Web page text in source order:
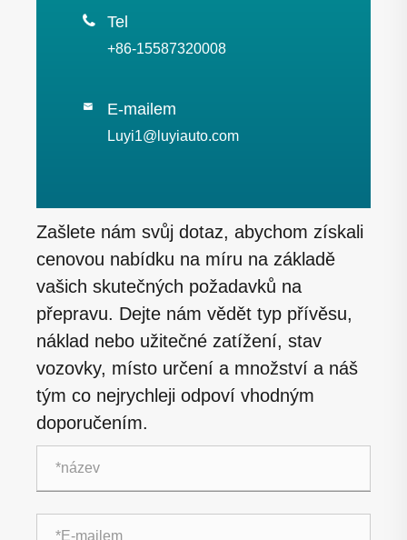
 Tel
+86-15587320008
 E-mailem
Luyi1@luyiauto.com
Zašlete nám svůj dotaz, abychom získali
cenovou nabídku na míru na základě
vašich skutečných požadavků na
přepravu. Dejte nám vědět typ přívěsu,
náklad nebo užitečné zatížení, stav
vozovky, místo určení a množství a náš
tým co nejrychleji odpoví vhodným
doporučením.